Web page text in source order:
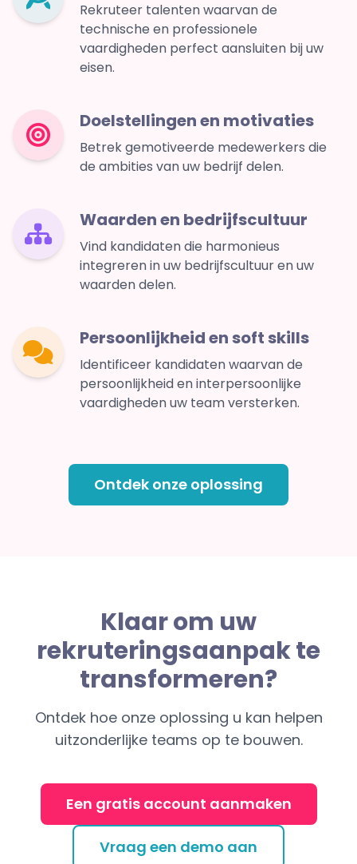
Rekruteer talenten waarvan de
technische en professionele
vaardigheden perfect aansluiten bij uw
eisen.
Doelstellingen en motivaties
Betrek gemotiveerde medewerkers die
de ambities van uw bedrijf delen.
Waarden en bedrijfscultuur
Vind kandidaten die harmonieus
integreren in uw bedrijfscultuur en uw
waarden delen.
Persoonlijkheid en soft skills
Identificeer kandidaten waarvan de
persoonlijkheid en interpersoonlijke
vaardigheden uw team versterken.
Ontdek onze oplossing
Klaar om uw
rekruteringsaanpak te
transformeren?
Ontdek hoe onze oplossing u kan helpen
uitzonderlijke teams op te bouwen.
Een gratis account aanmaken
Vraag een demo aan